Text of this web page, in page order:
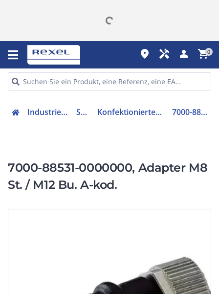
place handyman person shopping_cart0
Industriekomponenten Sensorik Konfektioniertes Sensor-Aktor-Kabel 7000-88531-0000000
7000-88531-0000000, Adapter M8
St. / M12 Bu. A-kod.